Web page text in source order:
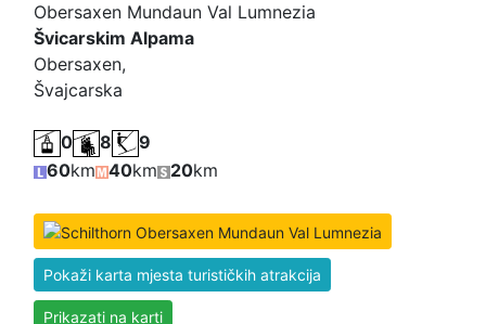
Obersaxen Mundaun Val Lumnezia
Švicarskim Alpama
Obersaxen,
Švajcarska
0 8
9
60km 40km 20km
Pokaži karta mjesta turističkih atrakcija
Prikazati na karti